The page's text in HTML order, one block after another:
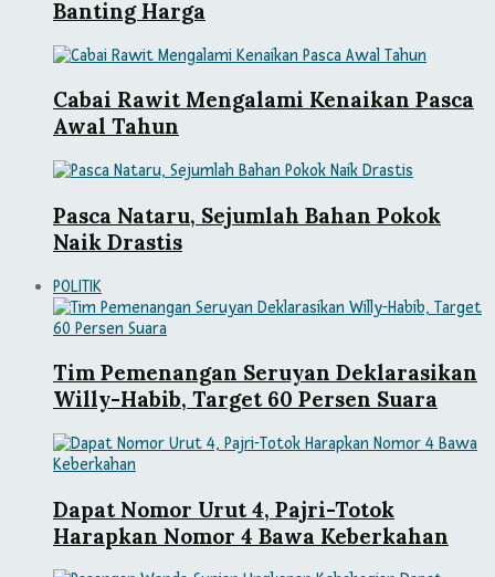
Banting Harga
Cabai Rawit Mengalami Kenaikan Pasca
Awal Tahun
Pasca Nataru, Sejumlah Bahan Pokok
Naik Drastis
POLITIK
Tim Pemenangan Seruyan Deklarasikan
Willy-Habib, Target 60 Persen Suara
Dapat Nomor Urut 4, Pajri-Totok
Harapkan Nomor 4 Bawa Keberkahan